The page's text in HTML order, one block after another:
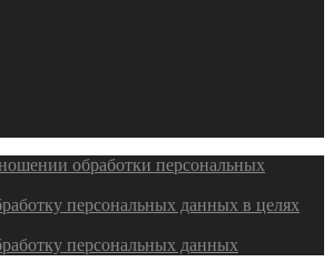
обработки персональных
персональных данных в целях
персональных данных